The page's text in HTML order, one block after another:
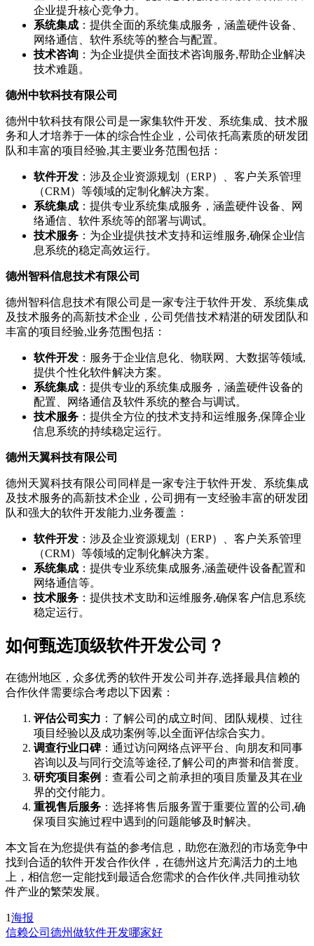
企业提升核心竞争力。
系统集成 ：提供全面的系统集成服务，涵盖硬件设备、
网络通信、软件系统等的整合与配置。
技术咨询 ：为企业提供全面技术咨询服务,帮助企业解决
技术难题。
德州中软科技有限公司
德州中软科技有限公司是一家集软件开发、系统集成、技术服
务和人才培养于一体的综合性企业，公司依托高素质的研发团
队和丰富的项目经验,其主要业务范围包括：
软件开发 ：涉及企业资源规划（ERP）、客户关系管理
（CRM）等领域的定制化解决方案。
系统集成 ：提供专业系统集成服务，涵盖硬件设备、网
络通信、软件系统等的部署与调试。
技术服务 ：为企业提供技术支持和运维服务,确保企业信
息系统的稳定高效运行。
德州智科信息技术有限公司
德州智科信息技术有限公司是一家专注于软件开发、系统集成
及技术服务的高新技术企业，公司凭借技术精湛的研发团队和
丰富的项目经验,业务范围包括：
软件开发 ：服务于企业信息化、物联网、大数据等领域,
提供个性化软件解决方案。
系统集成 ：提供专业的系统集成服务，涵盖硬件设备的
配置、网络通信及软件系统的整合与调试。
技术服务 ：提供全方位的技术支持和运维服务,保障企业
信息系统的持续稳定运行。
德州天翼科技有限公司
德州天翼科技有限公司同样是一家专注于软件开发、系统集成
及技术服务的高新技术企业，公司拥有一支经验丰富的研发团
队和强大的软件开发能力,业务覆盖：
软件开发 ：涉及企业资源规划（ERP）、客户关系管理
（CRM）等领域的定制化解决方案。
系统集成 ：提供专业系统集成服务,涵盖硬件设备配置和
网络通信等。
技术服务 ：提供技术支助和运维服务,确保客户信息系统
稳定运行。
如何甄选顶级软件开发公司？
在德州地区，众多优秀的软件开发公司并存,选择最具信赖的
合作伙伴需要综合考虑以下因素：
评估公司实力 ：了解公司的成立时间、团队规模、过往
项目经验以及成功案例等,以全面评估综合实力。
调查行业口碑：通过访问网络点评平台、向朋友和同事
咨询以及与同行交流等途径,了解公司的声誉和信誉度。
研究项目案例 ：查看公司之前承担的项目质量及其在业
界的交付能力。
重视售后服务 ：选择将售后服务置于重要位置的公司,确
保项目实施过程中遇到的问题能够及时解决。
本文旨在为您提供有益的参考信息，助您在激烈的市场竞争中
找到合适的软件开发合作伙伴，在德州这片充满活力的土地
上，相信您一定能找到最适合您需求的合作伙伴,共同推动软
件产业的繁荣发展。
1海报
信赖公司 德州做软件开发哪家好